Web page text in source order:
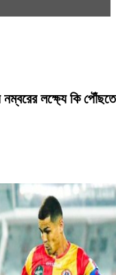
লক্ষ্যে কি পৌঁছতে